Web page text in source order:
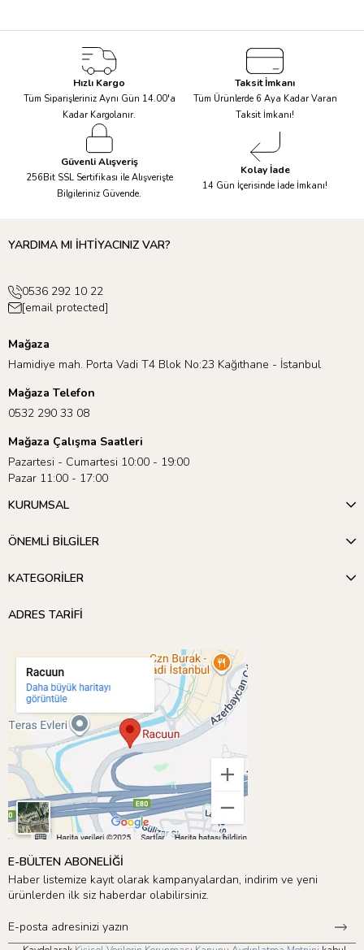
Halı Ebat
6 kg
<140cm / Ø120cm
<160cm / Ø140cm
<200cm / Ø160cm
13 kg
<240cm / Ø200cm Puffy
Halı
Profesyonel
Hızlı Kargo
Tüm Siparişleriniz Aynı Gün 14.00'a
Kadar Kargolanır.
Taksit İmkanı
Tüm Ürünlerde 6 Aya Kadar Varan
Taksit İmkanı!
Güvenli Alışveriş
256Bit SSL Sertifikası ile Alışverişte
Bilgileriniz Güvende.
Kolay İade
14 Gün İçerisinde İade İmkanı!
YARDIMA MI İHTİYACINIZ VAR?
0536 292 10 22
[email protected]
Mağaza
Hamidiye mah. Porta Vadi T4 Blok No:23 Kağıthane - İstanbul
Mağaza Telefon
0532 290 33 08
Mağaza Çalışma Saatleri
Pazartesi - Cumartesi 10:00 - 19:00
Pazar 11:00 - 17:00
KURUMSAL
ÖNEMLİ BİLGİLER
KATEGORİLER
ADRES TARİFİ
E-BÜLTEN ABONELİĞİ
Haber listemize kayıt olarak kampanyalardan, indirim ve yeni
ürünlerden ilk siz haberdar olabilirsiniz.